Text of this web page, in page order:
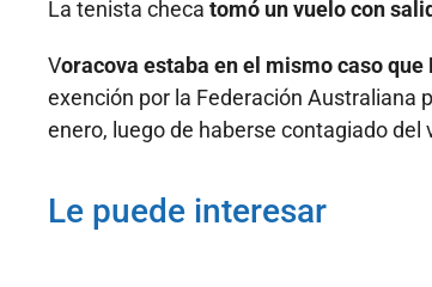
La tenista checa tomó un vuelo con
Voracova estaba en el mismo caso
exención por la Federación Australiana
enero, luego de haberse contagiado del
Le puede interesar